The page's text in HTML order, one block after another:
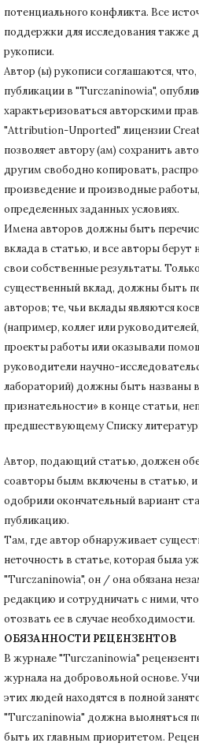
потенциального конфликта. Все
поддержки для исследования также
рукописи.
Автор (ы) рукописи соглашаются, что,
публикации в "Turczaninowia",
характьеризоваться авторскими
"Attribution-Unported" лицензии
позволяет автору (ам) сохранить
другим свободно копировать,
произведение и производные
определенных заданных условиях.
Имена авторов должны быть
вклада в статью, и все авторы берут
свои собственные результаты.
существенный вклад, должны быть
авторов; те, чьи вклады являются
(например, коллег или
проекты работы или оказывали
руководители научно-
лабораторий) должны быть названы
признательности» в конце статьи,
предшествующему Списку
Автор, подающий статью, должен
соавторы былм включены в статью,
одобрили окончательный вариант
публикацию.
Там, где автор обнаруживает
неточность в статье, которая была
"Turczaninowia", он / она обязана
редакцию и сотрудничать с ними,
отозвать ее в случае необходимости.
ОБЯЗАННОСТИ РЕЦЕНЗЕНТОВ
В журнале "Turczaninowia"
журнала на добровольной основе.
этих людей находятся в полной
"Turczaninowia" должна выолняться
быть их главным приоритетом.